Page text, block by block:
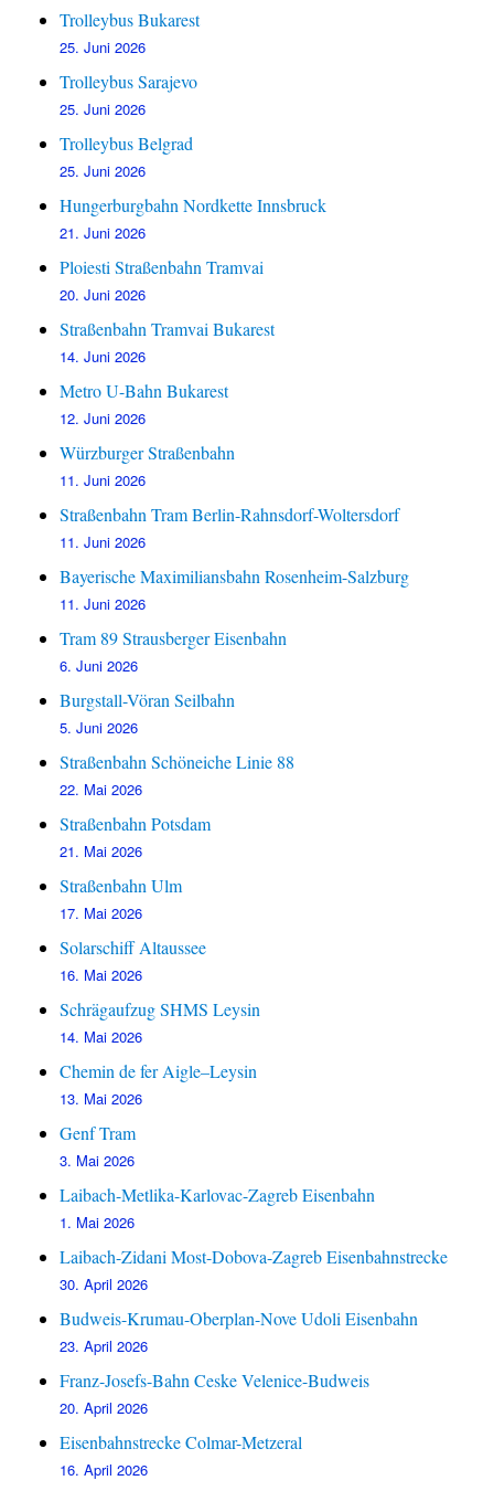
Trolleybus Bukarest
25. Juni 2026
Trolleybus Sarajevo
25. Juni 2026
Trolleybus Belgrad
25. Juni 2026
Hungerburgbahn Nordkette Innsbruck
21. Juni 2026
Ploiesti Straßenbahn Tramvai
20. Juni 2026
Straßenbahn Tramvai Bukarest
14. Juni 2026
Metro U-Bahn Bukarest
12. Juni 2026
Würzburger Straßenbahn
11. Juni 2026
Straßenbahn Tram Berlin-Rahnsdorf-Woltersdorf
11. Juni 2026
Bayerische Maximiliansbahn Rosenheim-Salzburg
11. Juni 2026
Tram 89 Strausberger Eisenbahn
6. Juni 2026
Burgstall-Vöran Seilbahn
5. Juni 2026
Straßenbahn Schöneiche Linie 88
22. Mai 2026
Straßenbahn Potsdam
21. Mai 2026
Straßenbahn Ulm
17. Mai 2026
Solarschiff Altaussee
16. Mai 2026
Schrägaufzug SHMS Leysin
14. Mai 2026
Chemin de fer Aigle–Leysin
13. Mai 2026
Genf Tram
3. Mai 2026
Laibach-Metlika-Karlovac-Zagreb Eisenbahn
1. Mai 2026
Laibach-Zidani Most-Dobova-Zagreb Eisenbahnstrecke
30. April 2026
Budweis-Krumau-Oberplan-Nove Udoli Eisenbahn
23. April 2026
Franz-Josefs-Bahn Ceske Velenice-Budweis
20. April 2026
Eisenbahnstrecke Colmar-Metzeral
16. April 2026